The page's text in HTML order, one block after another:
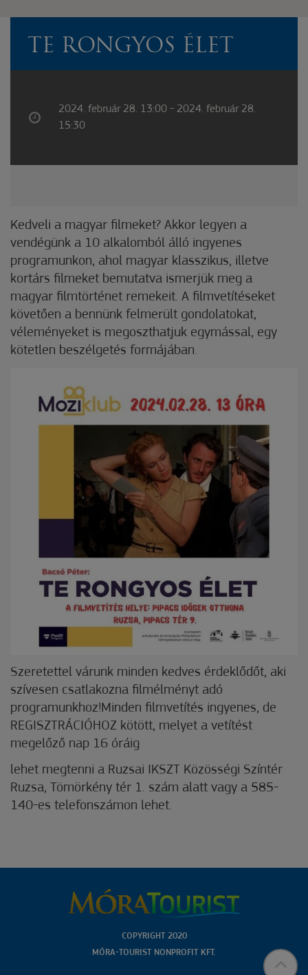
TE RONGYOS ÉLET
2024. február 28. 13:00 - 2024. február 28.
15:30
Kedveli a magyar filmeket? Akkor legyen a
vendégünk a 10 alkalomból álló ingyenes
programunkon, ahol magyar klasszikus, illetve
kortárs filmeket bemutatva ismerjük meg a
magyar filmtörténet remekeit. A filmvetítéseket
követően a bennünk felmerült gondolatokat,
véleményeket is megoszthatjuk egymással, egy
kötetlen beszélgetés formájában.
Szeretettel várunk minden kedves érdeklődőt, aki
szívesen csatlakozna filmélményt adó
programunkhoz!Minden filmvetítés ingyenes, de
REGISZTRÁCIÓHOZ kötött, melyet a vetítést
megelőző nap 16 óráig
lehet megtenni a Ruzsai IKSZT Közösségi Színtér
Ruzsa, Tömörkény tér 1. szám alatt vagy a 585-
140-es telefonszámon lehet.
COPYRIGHT 2020
MÓRA-TOURIST NONPROFIT KFT.